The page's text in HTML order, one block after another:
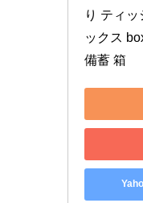
り ティ
ックス
備蓄 箱